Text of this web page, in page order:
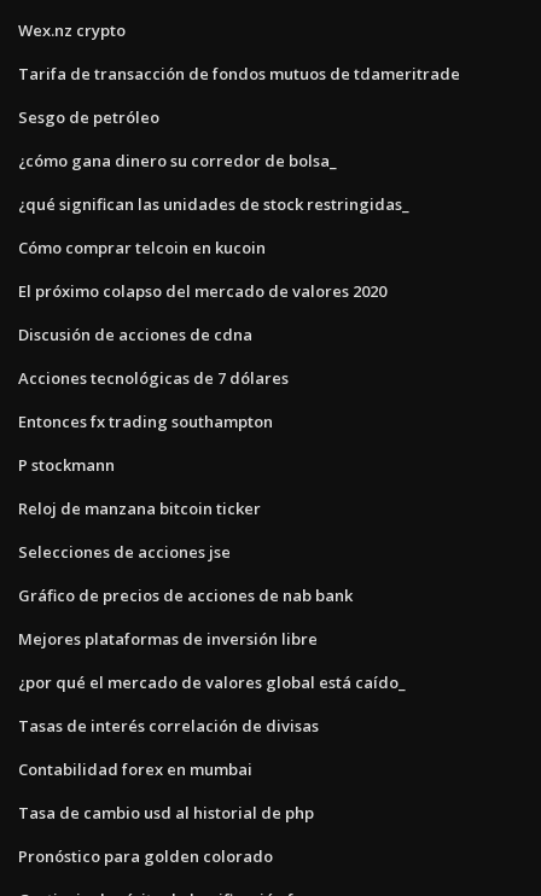
Wex.nz crypto
Tarifa de transacción de fondos mutuos de tdameritrade
Sesgo de petróleo
¿cómo gana dinero su corredor de bolsa_
¿qué significan las unidades de stock restringidas_
Cómo comprar telcoin en kucoin
El próximo colapso del mercado de valores 2020
Discusión de acciones de cdna
Acciones tecnológicas de 7 dólares
Entonces fx trading southampton
P stockmann
Reloj de manzana bitcoin ticker
Selecciones de acciones jse
Gráfico de precios de acciones de nab bank
Mejores plataformas de inversión libre
¿por qué el mercado de valores global está caído_
Tasas de interés correlación de divisas
Contabilidad forex en mumbai
Tasa de cambio usd al historial de php
Pronóstico para golden colorado